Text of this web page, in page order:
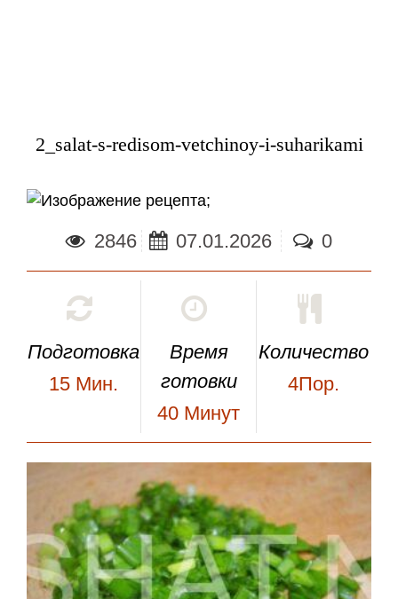
2_salat-s-redisom-vetchinoy-i-suharikami
;
2846 07.01.2026 0
Подготовка
15 Мин.
Время
готовки
40 Минут
Количество
4Пор.